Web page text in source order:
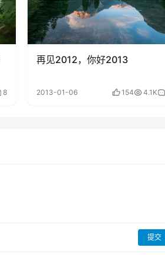
8
再见2012，你好2013
2013-01-06 154 4.1K
提交